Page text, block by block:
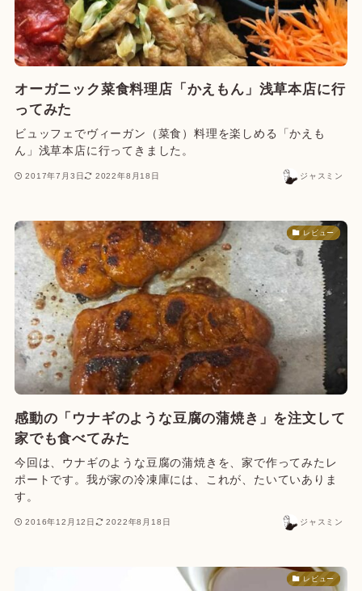
オーガニック菜食料理店「かえもん」浅草本店に行
ってみた
ビュッフェでヴィーガン（菜食）料理を楽しめる「かえも
ん」浅草本店に行ってきました。
2017年7月3日 2022年8月18日 ジャスミン
レビュー
感動の「ウナギのような豆腐の蒲焼き」を注文して
家でも食べてみた
今回は、ウナギのような豆腐の蒲焼きを、家で作ってみたレ
ポートです。我が家の冷凍庫には、これが、たいていありま
す。
2016年12月12日 2022年8月18日 ジャスミン
レビュー